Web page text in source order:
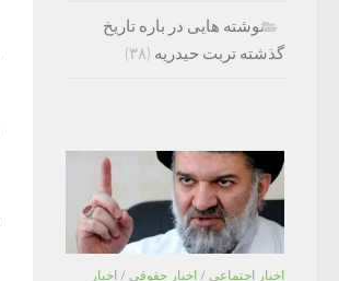
نوشته هایی در باره تاریخ
گذشته تربت حیدریه (۳۸)
اخبار اجتماعی / اخبار حقوقی / اخبار